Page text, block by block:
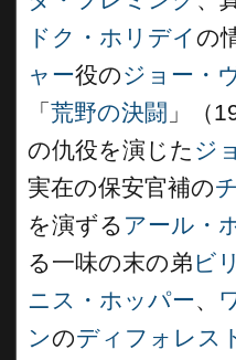
ドク・ホリデイの
ャー役のジョー・
「 荒野の決闘 」（
の仇役を演じた ジ
実在の保安官補の
を演ずる アール・
る一味の末の弟 ビ
ニス・ホッパー、
ンのディフォレス